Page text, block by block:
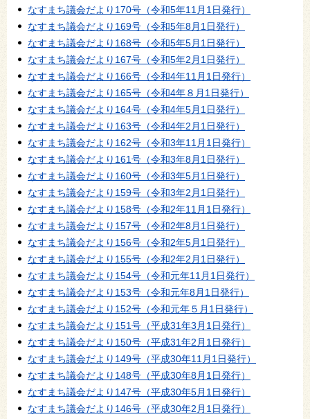
なすまち議会だより170号（令和5年11月1日発行）
なすまち議会だより169号（令和5年8月1日発行）
なすまち議会だより168号（令和5年5月1日発行）
なすまち議会だより167号（令和5年2月1日発行）
なすまち議会だより166号（令和4年11月1日発行）
なすまち議会だより165号（令和4年８月1日発行）
なすまち議会だより164号（令和4年5月1日発行）
なすまち議会だより163号（令和4年2月1日発行）
なすまち議会だより162号（令和3年11月1日発行）
なすまち議会だより161号（令和3年8月1日発行）
なすまち議会だより160号（令和3年5月1日発行）
なすまち議会だより159号（令和3年2月1日発行）
なすまち議会だより158号（令和2年11月1日発行）
なすまち議会だより157号（令和2年8月1日発行）
なすまち議会だより156号（令和2年5月1日発行）
なすまち議会だより155号（令和2年2月1日発行）
なすまち議会だより154号（令和元年11月1日発行）
なすまち議会だより153号（令和元年8月1日発行）
なすまち議会だより152号（令和元年５月1日発行）
なすまち議会だより151号（平成31年3月1日発行）
なすまち議会だより150号（平成31年2月1日発行）
なすまち議会だより149号（平成30年11月1日発行）
なすまち議会だより148号（平成30年8月1日発行）
なすまち議会だより147号（平成30年5月1日発行）
なすまち議会だより146号（平成30年2月1日発行）